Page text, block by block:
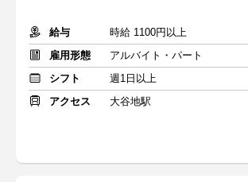
給与
時給 1100円以上
雇用形態
アルバイト・パート
シフト
週1日以上
アクセス
大谷地駅